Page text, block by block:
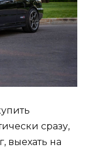
сразу,
выехать на